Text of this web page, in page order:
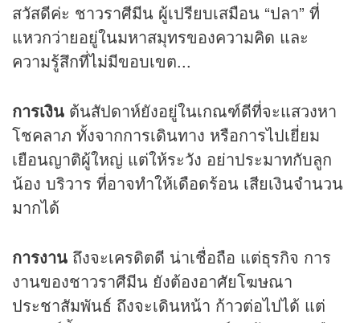
สวัสดีค่ะ ชาวราศีมีน ผู้เปรียบเสมือน “ปลา” ที่
แหวกว่ายอยู่ในมหาสมุทรของความคิด และ
ความรู้สึกที่ไม่มีขอบเขต...
การเงิน ต้นสัปดาห์ยังอยู่ในเกณฑ์ดีที่จะแสวงหา
โชคลาภ ทั้งจากการเดินทาง หรือการไปเยี่ยม
เยือนญาติผู้ใหญ่ แต่ให้ระวัง อย่าประมาทกับลูก
น้อง บริวาร ที่อาจทำให้เดือดร้อน เสียเงินจำนวน
มากได้
การงาน ถึงจะเครดิตดี น่าเชื่อถือ แต่ธุรกิจ การ
งานของชาวราศีมีน ยังต้องอาศัยโฆษณา
ประชาสัมพันธ์ ถึงจะเดินหน้า ก้าวต่อไปได้ แต่